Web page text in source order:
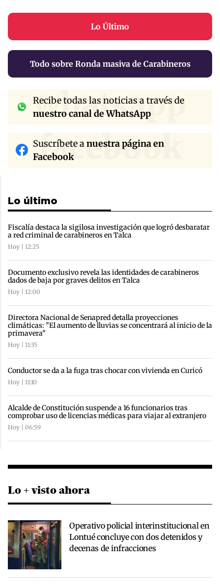
Lo Último
Todo sobre Ronda masiva de Carabineros
whatsapp
Recibe todas las noticias a través de
nuestro canal de WhatsApp
facebook
Suscríbete a nuestra página en
Facebook
Lo último
Fiscalía destaca la sigilosa investigación que logró desbaratar
a red criminal de carabineros en Talca
Hoy | 12:25
Documento exclusivo revela las identidades de carabineros
dados de baja por graves delitos en Talca
Hoy | 12:00
Directora Nacional de Senapred detalla proyecciones
climáticas: "El aumento de lluvias se concentrará al inicio de la
primavera"
Hoy | 11:35
Conductor se da a la fuga tras chocar con vivienda en Curicó
Hoy | 11:10
Alcalde de Constitución suspende a 16 funcionarios tras
comprobar uso de licencias médicas para viajar al extranjero
Hoy | 06:59
Lo + visto ahora
Operativo policial interinstitucional en
Lontué concluye con dos detenidos y
decenas de infracciones